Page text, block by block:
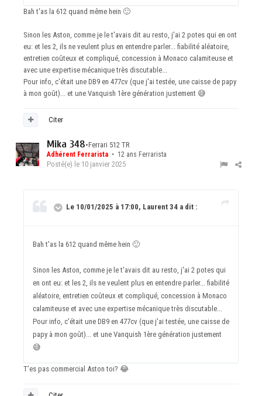
Bah t'as la 612 quand même hein 🙂
Sinon les Aston, comme je le t'avais dit au resto, j'ai 2 potes qui en ont
eu: et les 2, ils ne veulent plus en entendre parler... fiabilité aléatoire,
entretien coûteux et compliqué, concession à Monaco calamiteuse et
avec une expertise mécanique très discutable...
Pour info, c'était une DB9 en 477cv (que j'ai testée, une caisse de papy
à mon goût)... et une Vanquish 1ère génération justement 😅
Citer
Mika 348•Ferrari 512 TR
Adhérent Ferrarista • 12 ans Ferrarista
Posté(e) le 10 janvier 2025
Le 10/01/2025 à 17:00, Laurent 34 a dit :
Bah t'as la 612 quand même hein 🙂
Sinon les Aston, comme je le t'avais dit au resto, j'ai 2 potes qui
en ont eu: et les 2, ils ne veulent plus en entendre parler... fiabilité
aléatoire, entretien coûteux et compliqué, concession à Monaco
calamiteuse et avec une expertise mécanique très discutable...
Pour info, c'était une DB9 en 477cv (que j'ai testée, une caisse de
papy à mon goût)... et une Vanquish 1ère génération justement
😅
T’es pas commercial Aston toi? 😂